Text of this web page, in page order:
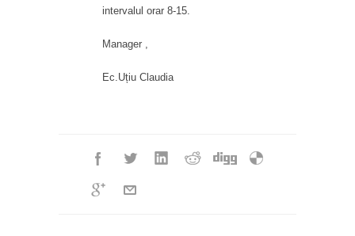
intervalul orar 8-15.
Manager ,
Ec.Uțiu Claudia